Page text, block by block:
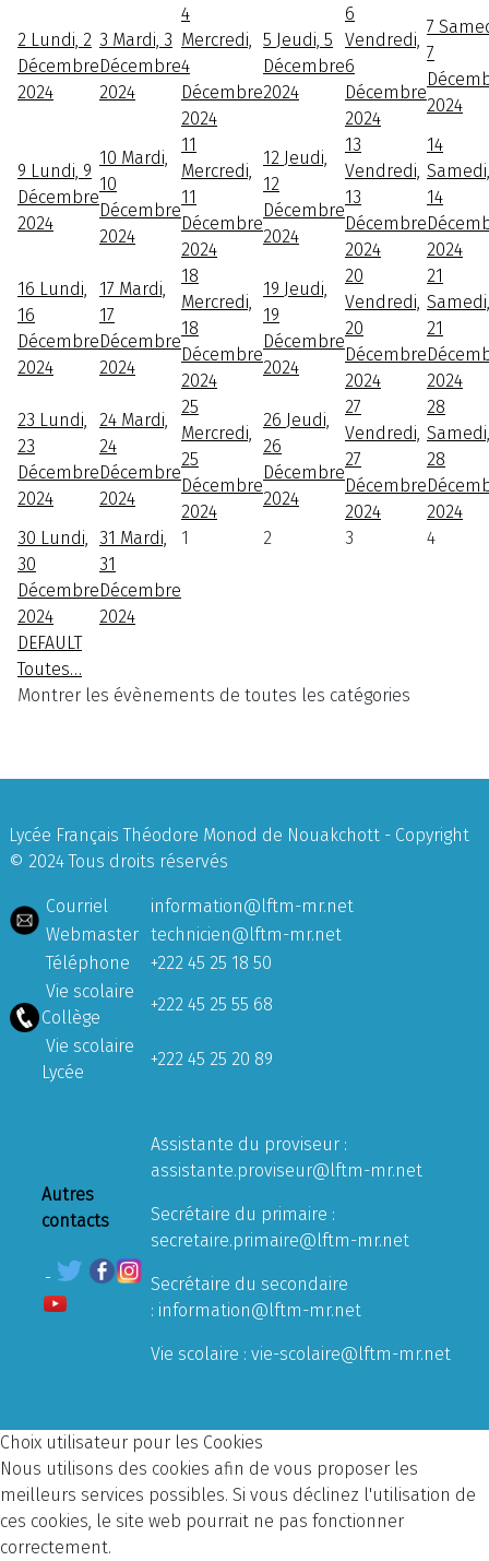
2 Lundi, 2
Décembre
2024
3 Mardi, 3
Décembre
2024
4
Mercredi,
4
Décembre
2024
5 Jeudi, 5
Décembre
2024
6
Vendredi,
6
Décembre
2024
7
7
2024
9 Lundi, 9
Décembre
2024
10 Mardi,
10
Décembre
2024
11
Mercredi,
11
Décembre
2024
12 Jeudi,
12
Décembre
2024
13
Vendredi,
13
Décembre
2024
14
Samedi,
14
2024
16 Lundi,
16
Décembre
2024
17 Mardi,
17
Décembre
2024
18
Mercredi,
18
Décembre
2024
19 Jeudi,
19
Décembre
2024
20
Vendredi,
20
Décembre
2024
21
Samedi,
21
2024
23 Lundi,
23
Décembre
2024
24 Mardi,
24
Décembre
2024
25
Mercredi,
25
Décembre
2024
26 Jeudi,
26
Décembre
2024
27
Vendredi,
27
Décembre
2024
28
Samedi,
28
2024
30 Lundi,
30
Décembre
2024
31 Mardi,
31
Décembre
2024
1 2 3 4
DEFAULT
Toutes…
Montrer les évènements de toutes les catégories
Lycée Français Théodore Monod de Nouakchott - Copyright
© 2024 Tous droits réservés
Courriel
information@lftm-mr.net
Webmaster technicien@lftm-mr.net
Téléphone
+222 45 25 18 50
Vie scolaire
Collège
+222 45 25 55 68
Vie scolaire
Lycée
+222 45 25 20 89
Autres
contacts
Assistante du proviseur :
assistante.proviseur@lftm-mr.net
Secrétaire du primaire :
secretaire.primaire@lftm-mr.net
Secrétaire du secondaire
: information@lftm-mr.net
Vie scolaire : vie-scolaire@lftm-mr.net
Choix utilisateur pour les Cookies
Nous utilisons des cookies afin de vous proposer les
meilleurs services possibles. Si vous déclinez l'utilisation de
ces cookies, le site web pourrait ne pas fonctionner
correctement.